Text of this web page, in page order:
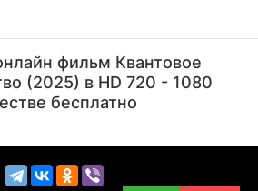
фильм Квантовое
(2025) в HD 720 - 1080
бесплатно